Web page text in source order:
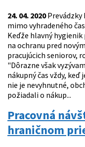
24. 04. 2020Prevádzky
mimo vyhradeného
Keďže hlavný
na ochranu pred
pracujúcich seniorov,
"Dôrazne však
nákupný čas vždy,
nie je nevyhnutné,
požiadali o nákup...
Pracovná
hraničnom